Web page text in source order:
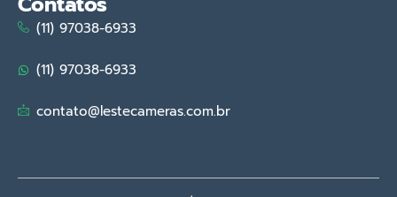
(11) 97038-6933
(11) 97038-6933
contato@lestecameras.com.br